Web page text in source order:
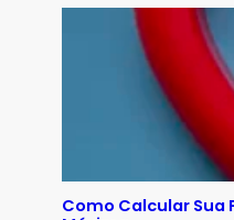
Como Calcular Sua